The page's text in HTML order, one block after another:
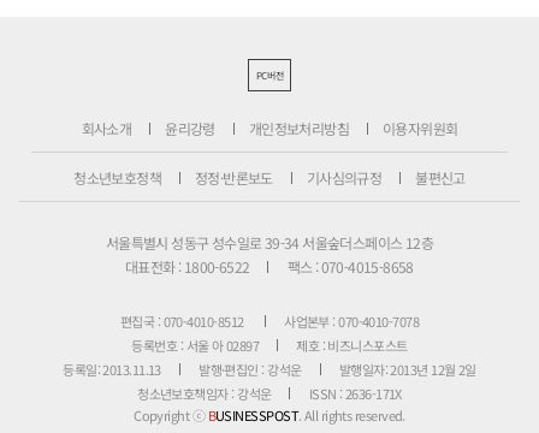
PC버전
회사소개 윤리강령 개인정보처리방침 이용자위원회
청소년보호정책 정정·반론보도 기사심의규정 불편신고
서울특별시 성동구 성수일로 39-34 서울숲더스페이스 12층
대표전화 : 1800-6522
팩스 : 070-4015-8658
편집국 : 070-4010-8512
사업본부 : 070-4010-7078
등록번호 : 서울 아 02897
제호 : 비즈니스포스트
등록일: 2013.11.13
발행·편집인 : 강석운
발행일자: 2013년 12월 2일
청소년보호책임자 : 강석운
ISSN : 2636-171X
Copyright ⓒBUSINESSPOST. All rights reserved.